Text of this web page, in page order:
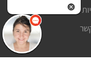
פרטיות